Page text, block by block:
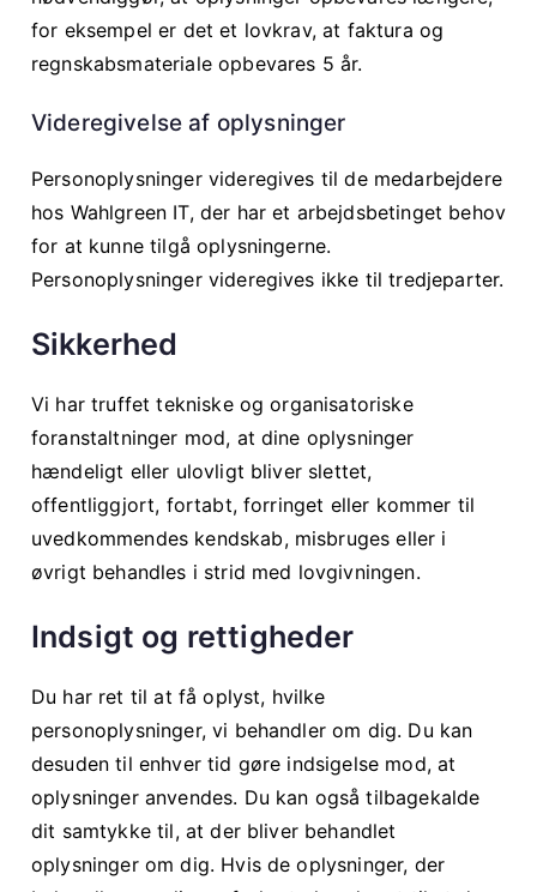
for eksempel er det et lovkrav, at faktura og
regnskabsmateriale opbevares 5 år.
Videregivelse af oplysninger
Personoplysninger videregives til de medarbejdere
hos Wahlgreen IT, der har et arbejdsbetinget behov
for at kunne tilgå oplysningerne.
Personoplysninger videregives ikke til tredjeparter.
Sikkerhed
Vi har truffet tekniske og organisatoriske
foranstaltninger mod, at dine oplysninger
hændeligt eller ulovligt bliver slettet,
offentliggjort, fortabt, forringet eller kommer til
uvedkommendes kendskab, misbruges eller i
øvrigt behandles i strid med lovgivningen.
Indsigt og rettigheder
Du har ret til at få oplyst, hvilke
personoplysninger, vi behandler om dig. Du kan
desuden til enhver tid gøre indsigelse mod, at
oplysninger anvendes. Du kan også tilbagekalde
dit samtykke til, at der bliver behandlet
oplysninger om dig. Hvis de oplysninger, der